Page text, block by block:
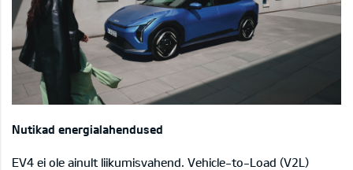
Nutikad energia­lahendused
EV4 ei ole ainult liikumisvahend. Vehicle-to-Load (V2L)